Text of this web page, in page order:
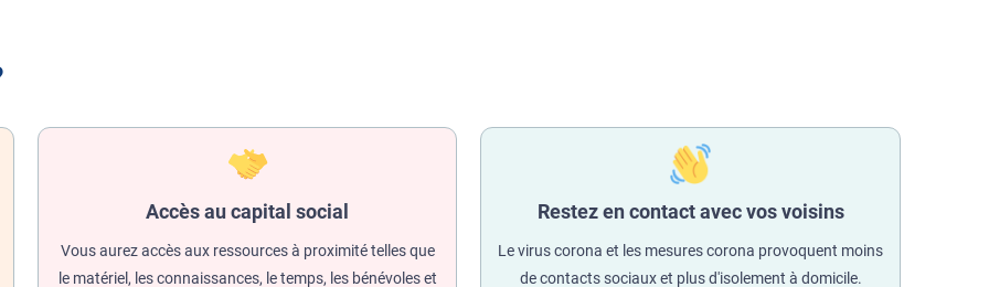
Accès au capital social
Vous aurez accès aux ressources à proximité telles que
le matériel, les connaissances, le temps, les bénévoles et
Restez en contact avec vos voisins
Le virus corona et les mesures corona provoquent moins
de contacts sociaux et plus d'isolement à domicile.